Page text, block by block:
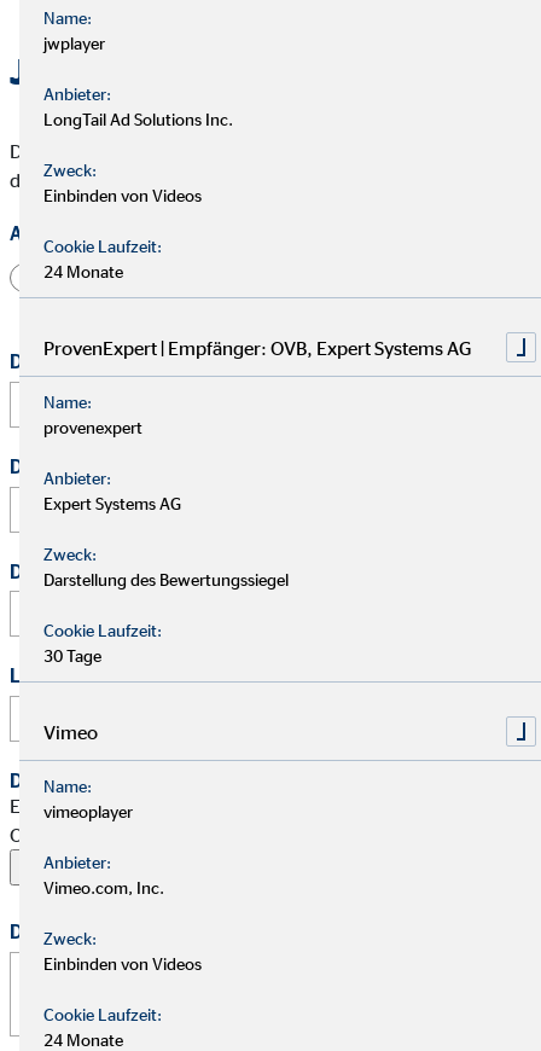
Jetzt bewerben
Die mit * gekennzeichneten Felder müssen ausgefüllt werden,
damit wir Deine Bewerbung bearbeiten können.
Anrede
Herr
Dein vollständiger Name *
Deine E-Mail Adresse
Deine Telefonnummer
Link zu Deinem Business-Profil (Xing / LinkedIn / andere)
Dein Begleitschreiben
Erlaubte Formate: PDF, Word, ZIP, OpenOffice,
OpenDocument, JPG, PNG, BMP | Maximal 20 MB
Deine Nachricht
Name:
jwplayer
Anbieter:
LongTail Ad Solutions Inc.
Zweck:
Einbinden von Videos
Cookie Laufzeit:
24 Monate
ProvenExpert | Empfänger: OVB, Expert Systems AG
Name:
provenexpert
Anbieter:
Expert Systems AG
Zweck:
Darstellung des Bewertungssiegel
Cookie Laufzeit:
30 Tage
Vimeo
Name:
vimeoplayer
Anbieter:
Vimeo.com, Inc.
Zweck:
Einbinden von Videos
Cookie Laufzeit:
24 Monate